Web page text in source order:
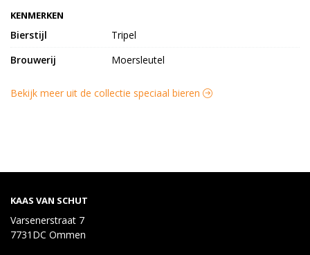
KENMERKEN
Bierstijl
Tripel
Brouwerij
Moersleutel
Bekijk meer uit de collectie speciaal bieren
KAAS VAN SCHUT
Varsenerstraat 7
7731DC Ommen